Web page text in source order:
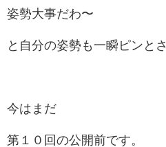
姿勢大事だわ〜
と自分の姿勢も一瞬ピンと
今はまだ
第１０回の公開前です。